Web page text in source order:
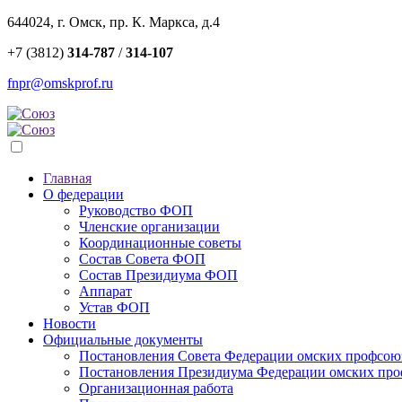
644024, г. Омск, пр. К. Маркса, д.4
+7 (3812) 314-787 /314-107
fnpr@omskprof.ru
Главная
О федерации
Руководство ФОП
Членские организации
Координационные советы
Состав Совета ФОП
Состав Президиума ФОП
Аппарат
Устав ФОП
Новости
Официальные документы
Постановления Совета Федерации омских
Постановления Президиума Федерации омских
Организационная работа